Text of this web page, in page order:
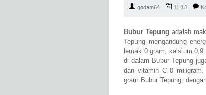
godam64 11:13
Bubur Tepung adalah
Tepung mengandung
lemak 0 gram, kalsium
di dalam Bubur Tepung
dan vitamin C 0
gram Bubur Tepung,